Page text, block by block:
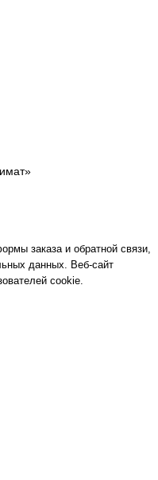
заказа и обратной связи,
данных. Веб-сайт
cookie.